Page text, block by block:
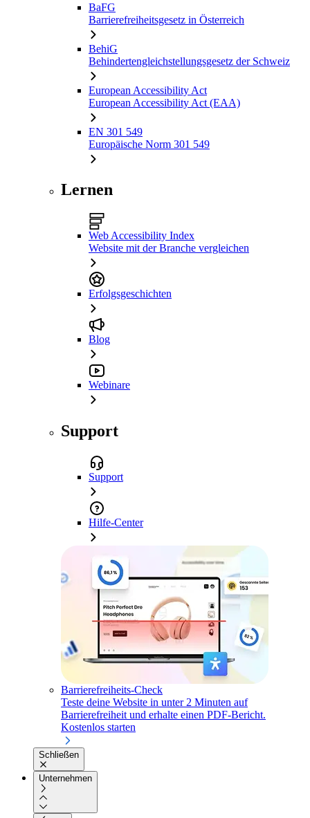
BaFG
Barrierefreiheitsgesetz in Österreich
BehiG
Behindertengleichstellungsgesetz der Schweiz
European Accessibility Act
European Accessibility Act (EAA)
EN 301 549
Europäische Norm 301 549
Lernen
Web Accessibility Index
Website mit der Branche vergleichen
Erfolgsgeschichten
Blog
Webinare
Support
Support
Hilfe-Center
Barrierefreiheits-Check
Teste deine Website in unter 2 Minuten auf
Barrierefreiheit und erhalte einen PDF-Bericht.
Kostenlos starten
Schließen
Unternehmen